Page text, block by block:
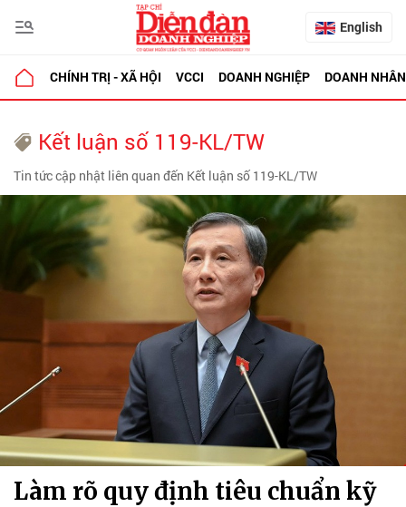
English
CHÍNH TRỊ - XÃ HỘI VCCI DOANH NGHIỆP DOANH NHÂN
Kết luận số 119-KL/TW
Tin tức cập nhật liên quan đến Kết luận số 119-KL/TW
Làm rõ quy định tiêu chuẩn kỹ